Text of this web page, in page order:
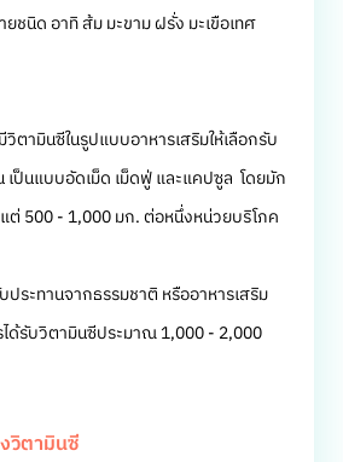
ชนิด อาทิ ส้ม มะขาม ฝรั่ง มะเขือเทศ
ตามินซีในรูปแบบอาหารเสริมให้เลือกรับ
เป็นแบบอัดเม็ด เม็ดฟู่ และแคปซูล โดยมัก
500 - 1,000 มก. ต่อหนึ่งหน่วยบริโภค
ประทานจากธรรมชาติ หรืออาหารเสริม
ได้รับวิตามินซีประมาณ 1,000 - 2,000
วิตามินซี